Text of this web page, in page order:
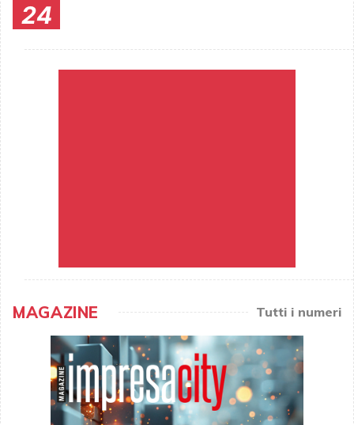
24
MAGAZINE Tutti i numeri